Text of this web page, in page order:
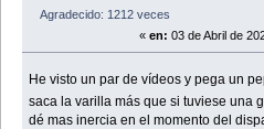
Agradecido: 1212 veces
« en: 03 de Abril de
He visto un par de vídeos y pega un
saca la varilla más que si tuviese una
dé mas inercia en el momento del